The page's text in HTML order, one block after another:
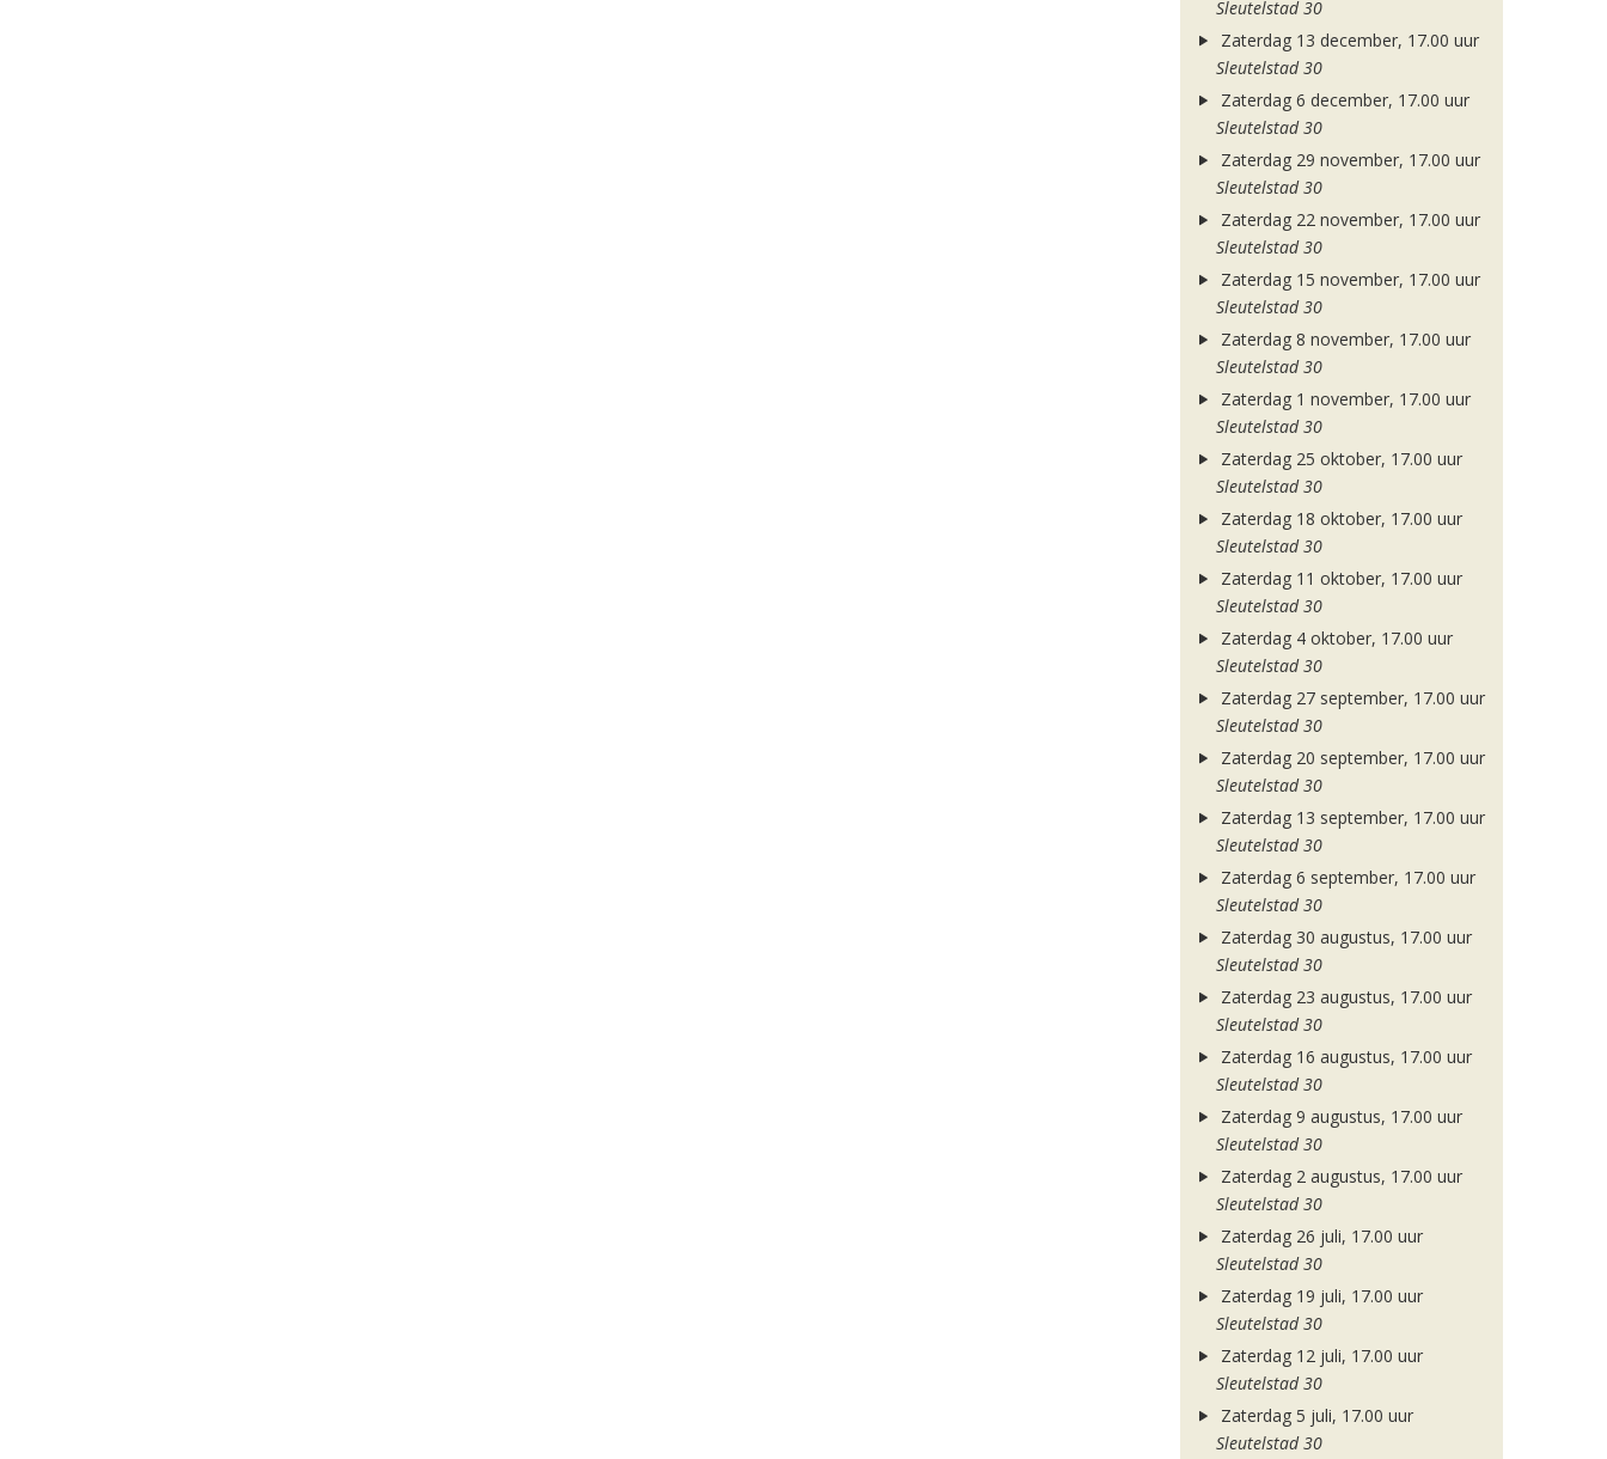
Sleutelstad 30
Zaterdag 13 december, 17.00 uur
Sleutelstad 30
Zaterdag 6 december, 17.00 uur
Sleutelstad 30
Zaterdag 29 november, 17.00 uur
Sleutelstad 30
Zaterdag 22 november, 17.00 uur
Sleutelstad 30
Zaterdag 15 november, 17.00 uur
Sleutelstad 30
Zaterdag 8 november, 17.00 uur
Sleutelstad 30
Zaterdag 1 november, 17.00 uur
Sleutelstad 30
Zaterdag 25 oktober, 17.00 uur
Sleutelstad 30
Zaterdag 18 oktober, 17.00 uur
Sleutelstad 30
Zaterdag 11 oktober, 17.00 uur
Sleutelstad 30
Zaterdag 4 oktober, 17.00 uur
Sleutelstad 30
Zaterdag 27 september, 17.00 uur
Sleutelstad 30
Zaterdag 20 september, 17.00 uur
Sleutelstad 30
Zaterdag 13 september, 17.00 uur
Sleutelstad 30
Zaterdag 6 september, 17.00 uur
Sleutelstad 30
Zaterdag 30 augustus, 17.00 uur
Sleutelstad 30
Zaterdag 23 augustus, 17.00 uur
Sleutelstad 30
Zaterdag 16 augustus, 17.00 uur
Sleutelstad 30
Zaterdag 9 augustus, 17.00 uur
Sleutelstad 30
Zaterdag 2 augustus, 17.00 uur
Sleutelstad 30
Zaterdag 26 juli, 17.00 uur
Sleutelstad 30
Zaterdag 19 juli, 17.00 uur
Sleutelstad 30
Zaterdag 12 juli, 17.00 uur
Sleutelstad 30
Zaterdag 5 juli, 17.00 uur
Sleutelstad 30